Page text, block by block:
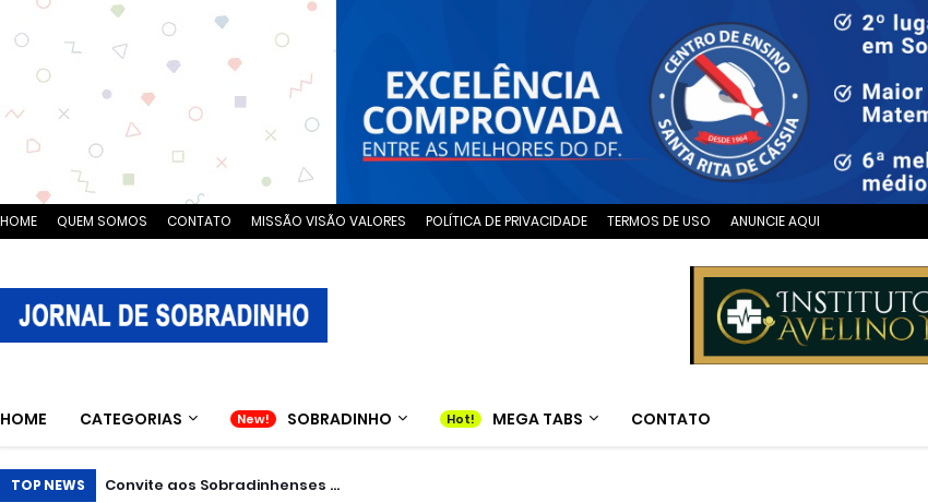
HOME QUEM SOMOS CONTATO MISSÃO VISÃO VALORES POLÍTICA DE PRIVACIDADE TERMOS DE USO ANUNCIE AQUI
HOME CATEGORIAS SOBRADINHO MEGA TABS CONTATO
TOP NEWS Convite aos Sobradinhenses ...